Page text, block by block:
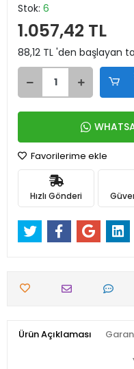
Stok: 6
1.057,42 TL
88,12 TL 'den başlayan
Favorilerime ekle
Hızlı Gönderi
Ürün Açıklaması